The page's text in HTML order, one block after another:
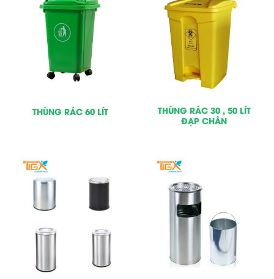
THÙNG RÁC 60 LÍT
THÙNG RÁC 30 , 50 LÍT
ĐẠP CHÂN